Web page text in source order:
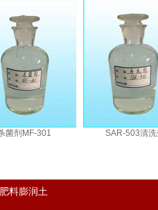
菌剂MF-301 SAR-503清洗
肥料膨润土